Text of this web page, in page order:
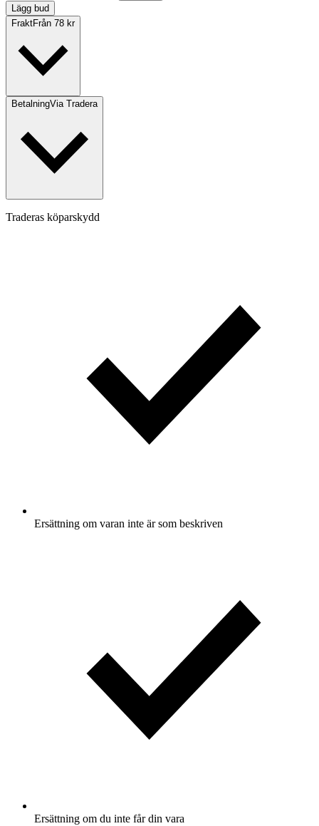
Lägg bud
FraktFrån 78 kr
BetalningVia Tradera
Traderas köparskydd
Ersättning om varan inte är som beskriven
Ersättning om du inte får din vara